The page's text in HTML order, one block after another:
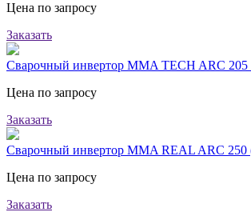
Цена по запросу
Заказать
Сварочный инвертор MMA TECH ARC 205
Цена по запросу
Заказать
Сварочный инвертор MMA REAL ARC 250
Цена по запросу
Заказать